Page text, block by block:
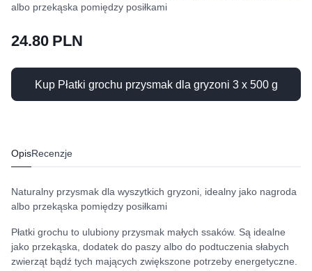
albo przekąska pomiędzy posiłkami
24.80 PLN
Kup Płatki grochu przysmak dla gryzoni 3 x 500 g
OpisRecenzje
Naturalny przysmak dla wyszytkich gryzoni, idealny jako nagroda
albo przekąska pomiędzy posiłkami
Płatki grochu to ulubiony przysmak małych ssaków. Są idealne
jako przekąska, dodatek do paszy albo do podtuczenia słabych
zwierząt bądź tych mających zwiększone potrzeby energetyczne.